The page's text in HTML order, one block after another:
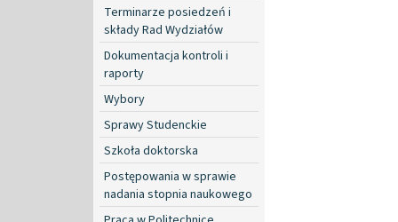
Terminarze posiedzeń i
składy Rad Wydziałów
Dokumentacja kontroli i
raporty
Wybory
Sprawy Studenckie
Szkoła doktorska
Postępowania w sprawie
nadania stopnia naukowego